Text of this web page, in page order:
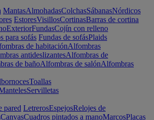
MantasAlmohadasColchasSábanasNórdicos
EstoresVisillosCortinasBarras de cortina
ExteriorFundasCojín con relleno
para sofás Fundas de sofásPlaids
de habitaciónAlfombras
antideslizantesAlfombras de
de bañoAlfombras de salónAlfombras
Toallas
Servilletas
pared LetrerosEspejosRelojes de
CanvasCuadros pintados a manoMarcosPlacas